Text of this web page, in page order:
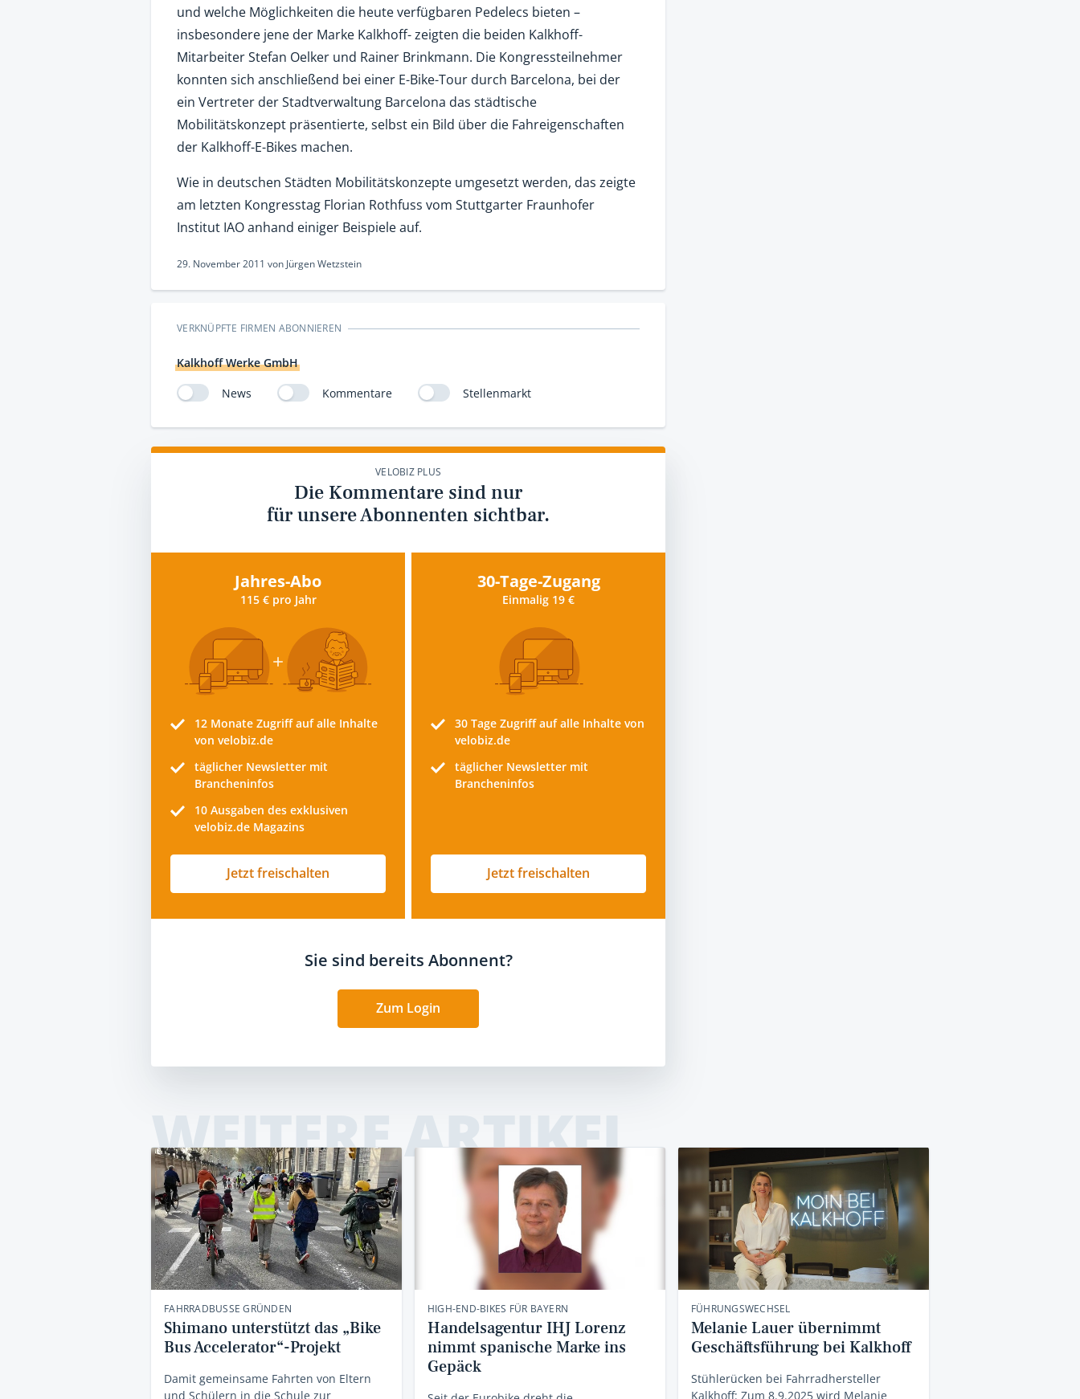
und welche Möglichkeiten die heute verfügbaren Pedelecs bieten –
insbesondere jene der Marke Kalkhoff- zeigten die beiden Kalkhoff-
Mitarbeiter Stefan Oelker und Rainer Brinkmann. Die Kongressteilnehmer
konnten sich anschließend bei einer E-Bike-Tour durch Barcelona, bei der
ein Vertreter der Stadtverwaltung Barcelona das städtische
Mobilitätskonzept präsentierte, selbst ein Bild über die Fahreigenschaften
der Kalkhoff-E-Bikes machen.
Wie in deutschen Städten Mobilitätskonzepte umgesetzt werden, das zeigte
am letzten Kongresstag Florian Rothfuss vom Stuttgarter Fraunhofer
Institut IAO anhand einiger Beispiele auf.
29. November 2011 von Jürgen Wetzstein
VERKNÜPFTE FIRMEN ABONNIEREN
Kalkhoff Werke GmbH
News
Kommentare Stellenmarkt
VELOBIZ PLUS
Die Kommentare sind nur
für unsere Abonnenten sichtbar.
Jahres-Abo
115 € pro Jahr
12 Monate Zugriff auf alle Inhalte
von velobiz.de
täglicher Newsletter mit
Brancheninfos
10 Ausgaben des exklusiven
velobiz.de Magazins
Jetzt freischalten
30-Tage-Zugang
Einmalig 19 €
30 Tage Zugriff auf alle Inhalte von
velobiz.de
täglicher Newsletter mit
Brancheninfos
Jetzt freischalten
Sie sind bereits Abonnent?
Zum Login
WEITERE ARTIKEL
FAHRRADBUSSE GRÜNDEN
Shimano unterstützt das „Bike
Bus Accelerator“-Projekt
Damit gemeinsame Fahrten von Eltern
und Schülern in die Schule zur
HIGH-END-BIKES FÜR BAYERN
Handelsagentur IHJ Lorenz
nimmt spanische Marke ins
Gepäck
FÜHRUNGSWECHSEL
Melanie Lauer übernimmt
Geschäftsführung bei Kalkhoff
Stühlerücken bei Fahrradhersteller
Kalkhoff: Zum 8.9.2025 wird Melanie